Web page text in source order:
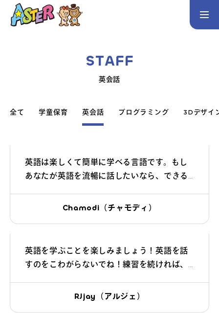
英会話／プログラミング／3Dデザイン／学童保育
生徒・保護者の声
アクセス
よくあるご質問
団体向け出張英会話
STAFF
英会話
全て 学童保育 英会話 プログラミング 3Dデザイ
英語は楽しくて簡単に学べる言語です。もし
あなたが英語を流暢に話したいなら、できる
違えても大丈夫！私が間違いを直します！私
Chamodi（チャモディ）
英語を学ぶことを楽しみましょう！英語を話
すのをこわがらないでね！練習を続ければ、
RJjay（アルジェ）